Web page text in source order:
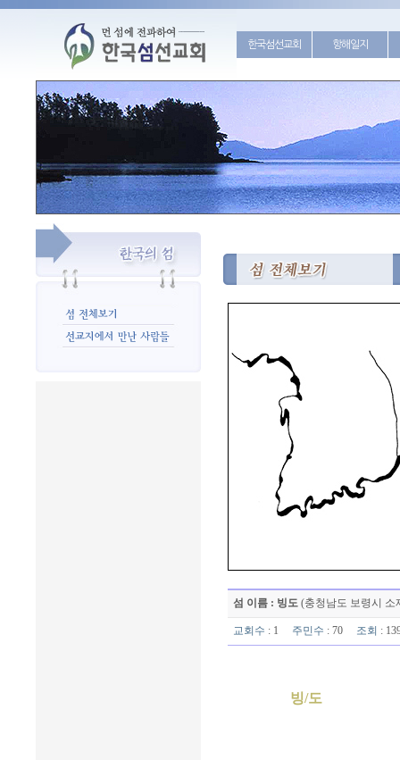
한국섬선교회 항해일지
섬 이름 : 빙도 (충청남도 보령시 소
교회수 : 1 주민수 : 70 조회 :
빙/도